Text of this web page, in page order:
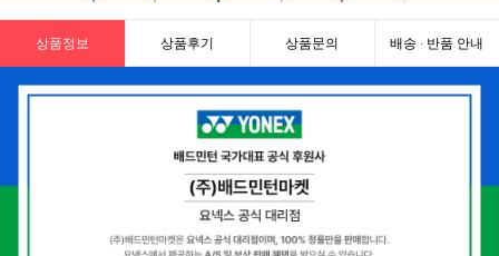
상품정보 상품후기 상품문의 배송 · 반품 안내